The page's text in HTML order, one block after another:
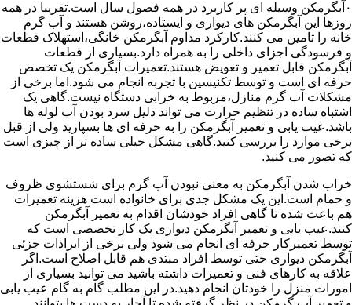
۰آبگرمکن وسیله ای پر کاربرد در همه فصول سال است.تقریبا در همه
روزها این آبگرمکن های دیواری و ایستاده،روشن هستند و آب گرم
خانه را تامین می کنند.کارکرد مداوم آبگرمکن خانگی،استهلاک قطعات
و فرسودگی اجزای داخلی را به همراه دارد.بسیاری از قطعات
آبگرمکن قابل تعمیر و تعویض هستند.تعمیرات آبگرمکن یک تخصص
حرفه ای است و توسط تکنیسین با تجربه انجام می شود.اما برخی از
مشکلات آب گرم منازل،مربوط به خرابی دستگاه نیست.گاهی یک
اشتباه ساده در تنظیم حرارت می تواند دلیل سرد بودن آب لوله ها
باشد.عیب یابی و تعمیر آبگرمکن را به حرفه ای ها بسپارید ولی از قبل
برخی موارد را بررسی کنید.گاهی مشکل خیلی ساده تر از چیزی است
که تصور می کنید.
خراب شدن آبگرمکن به معنی نبودن آب گرم برای شستشوی ظروف
و حمام است.این یک مشکل جدی برای خانواده است هزینه تعمیرات
هم باعث شده تا گاهی افراد خودشان اقدام به تعمیر آبگرمکن
کنند.عیب یابی و تعمیر آبگرمکن دیواری یک کار تخصصی است که
توسط تعمیرکار حرفه ای انجام می شود ولی برخی از ایرادات جزئی
آبگرمکن دیواری حتی توسط افراد مبتدی هم قابل اصلاح است.اگر
علاقه به کارهای فنی و تعمیرات داشته باشید می توانید بسیاری از
امورات منزل را خودتان انجام دهید.در این مطلب گام به گام عیب یابی